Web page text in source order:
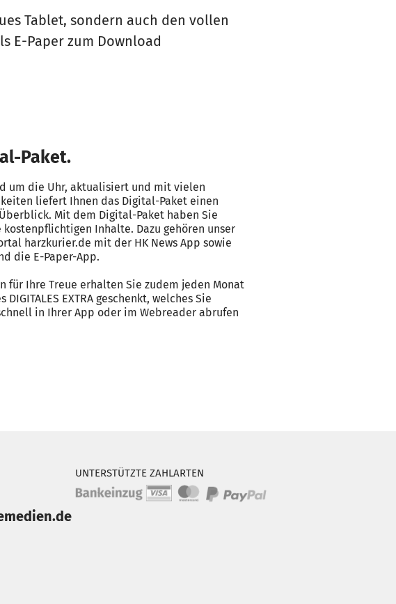
Tablet, sondern auch den vollen
E-Paper zum Download
Paket.
um die Uhr, aktualisiert und mit vielen
liefert Ihnen das Digital-Paket einen
Mit dem Digital-Paket haben Sie
Inhalte. Dazu gehören unser
harzkurier.de mit der HK News App sowie
die E-Paper-App.
für Ihre Treue erhalten Sie zudem jeden Monat
DIGITALES EXTRA geschenkt, welches Sie
in Ihrer App oder im Webreader abrufen
UNTERSTÜTZTE ZAHLARTEN